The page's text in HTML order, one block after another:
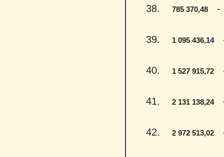
38. 785 370,48 -
39. 1 095 436,14-
40. 1 527 915,72
41. 2 131 138,24-
42. 2 972 513,02